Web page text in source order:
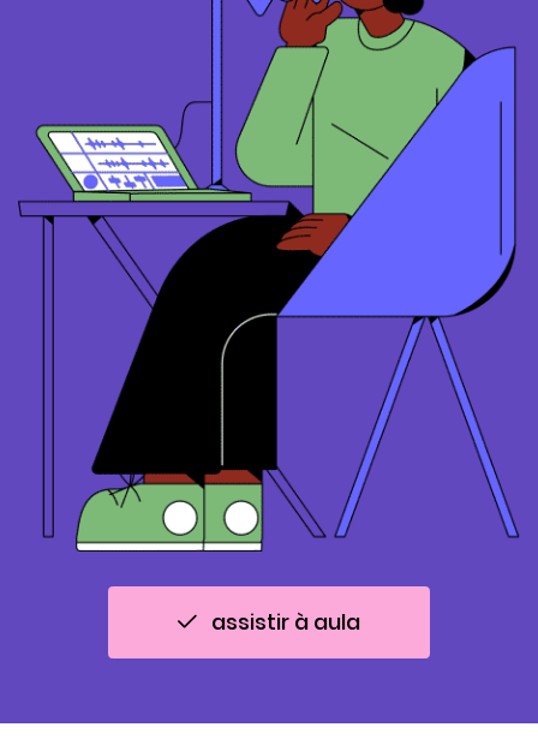
assistir à aula